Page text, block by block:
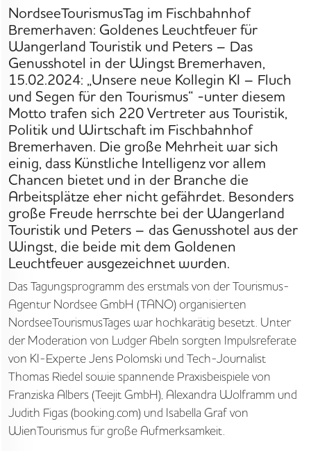
STARTSEITE
UNTERNEHMEN
VORGEHEN
ANGEBOTE
WISSEN
AKTUELLES
NordseeTourismusTag im Fischbahnhof
Bremerhaven: Goldenes Leuchtfeuer für
Wangerland Touristik und Peters – Das
Genusshotel in der Wingst Bremerhaven,
15.02.2024: „Unsere neue Kollegin KI – Fluch
und Segen für den Tourismus“ -unter diesem
Motto trafen sich 220 Vertreter aus Touristik,
Politik und Wirtschaft im Fischbahnhof
Bremerhaven. Die große Mehrheit war sich
einig, dass Künstliche Intelligenz vor allem
Chancen bietet und in der Branche die
Arbeitsplätze eher nicht gefährdet. Besonders
große Freude herrschte bei der Wangerland
Touristik und Peters – das Genusshotel aus der
Wingst, die beide mit dem Goldenen
Leuchtfeuer ausgezeichnet wurden.
Das Tagungsprogramm des erstmals von der Tourismus-
Agentur Nordsee GmbH (TANO) organisierten
NordseeTourismusTages war hochkarätig besetzt. Unter
der Moderation von Ludger Abeln sorgten Impulsreferate
von KI-Experte Jens Polomski und Tech-Journalist
Thomas Riedel sowie spannende Praxisbeispiele von
Franziska Albers (Teejit GmbH), Alexandra Wolframm und
Judith Figas (booking.com) und Isabella Graf von
WienTourismus für große Aufmerksamkeit.